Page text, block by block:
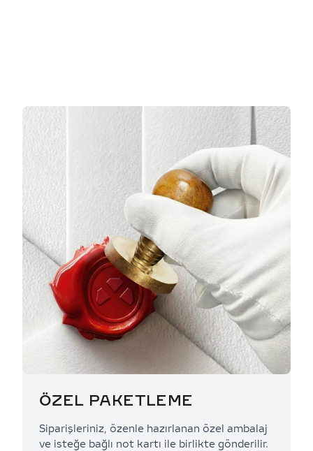
ÖZEL PAKETLEME
Siparişleriniz, özenle hazırlanan özel ambalaj
ve isteğe bağlı not kartı ile birlikte gönderilir.